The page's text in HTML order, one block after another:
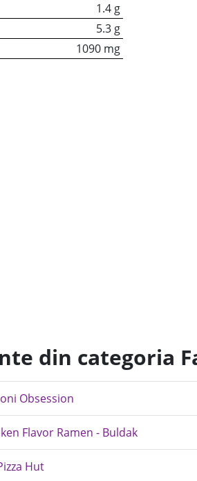
1.4 g
5.3 g
1090 mg
din categoria
Obsession
Flavor Ramen - Buldak
Hut